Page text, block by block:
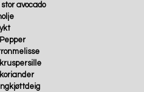
avocado